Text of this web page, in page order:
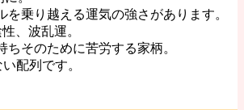
乗り越える運気の強さがあります。
、波乱運。
そのために苦労する家柄。
配列です。